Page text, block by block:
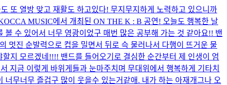
또 열방 맞고 재활도 하고있다! 무지무지하게 노력하고 있으니까
MUSIC에서 개최된 ON THE K : B 공연! 오늘도 행복한 날
수 있어서 너무 영광이었구 매번 많은 공부해 가는 것 같아요!! 밴
멋진 순발력으로 컵을 밀면서 뒤로 슥 물러나서 다행이 뜨거운 물
지 모르겠네!!!! 밴드를 들어오기로 결심한 순간부터 제 인생이 엄
지금 이렇게 바위게들과 눈마주치며 무대위에서 행복하게 기타치
무너무 즐겁구 많이 웃을수 있는거같애. 내가 하는 아재개그나 오